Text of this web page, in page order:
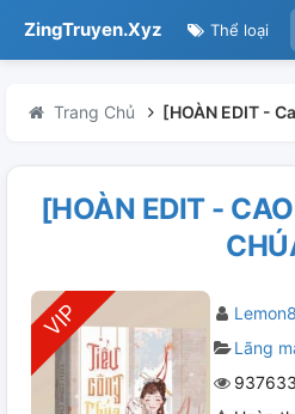
ZingTruyen.Xyz Thể loại
Trang Chủ [HOÀN EDIT -
[HOÀN EDIT -
Lãng
937633